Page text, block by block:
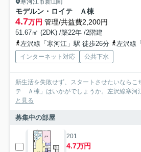
寒河江市新山町
モデルン・ロイテ Ａ棟
4.7万円 管理/共益費2,200円
51.67㎡ (2DK) /築22年 /2階建
左沢線「寒河江」駅 徒歩26分
左沢線
インターネット対応 公共下水
新生活を失敗せず、スタートさせたいならこ
テ Ａ棟」はいかがでしょうか。左沢線寒河
と見る
募集中の部屋
201
4.7万円